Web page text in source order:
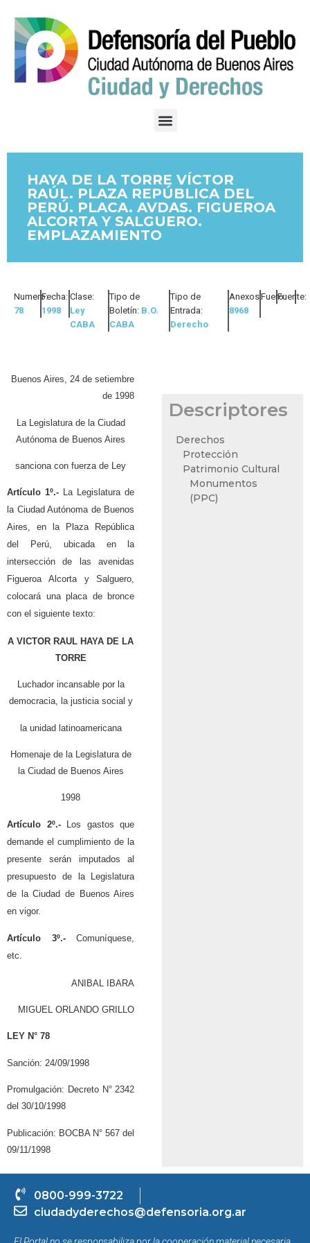
HAYA DE LA TORRE VÍCTOR
RAÚL. PLAZA REPÚBLICA DEL
PERÚ. PLACA. AVDAS. FIGUEROA
ALCORTA Y SALGUERO.
EMPLAZAMIENTO
Numero:
78
Fecha:
1998
Clase:
Ley
CABA
Tipo de
Boletín: B.O.
CABA
Tipo de
Entrada:
Derecho
Anexos:
8968
Fuero:Fuente:
Buenos Aires, 24 de setiembre
de 1998
La Legislatura de la Ciudad
Autónoma de Buenos Aires
sanciona con fuerza de Ley
Artículo 1º.- La Legislatura de
la Ciudad Autónoma de Buenos
Aires, en la Plaza República
del Perú, ubicada en la
intersección de las avenidas
Figueroa Alcorta y Salguero,
colocará una placa de bronce
con el siguiente texto:
A VICTOR RAUL HAYA DE LA
TORRE
Luchador incansable por la
democracia, la justicia social y
la unidad latinoamericana
Homenaje de la Legislatura de
la Ciudad de Buenos Aires
1998
Artículo 2º.-Los gastos que
demande el cumplimiento de la
presente serán imputados al
presupuesto de la Legislatura
de la Ciudad de Buenos Aires
en vigor.
Artículo 3º.-Comuníquese,
etc.
ANIBAL IBARA
MIGUEL ORLANDO GRILLO
LEY N° 78
Sanción: 24/09/1998
Promulgación: Decreto N° 2342
del 30/10/1998
Publicación: BOCBA N° 567 del
09/11/1998
Descriptores
Derechos
Protección
Patrimonio Cultural
Monumentos
(PPC)
0800-999-3722
ciudadyderechos@defensoria.org.ar